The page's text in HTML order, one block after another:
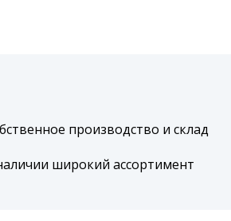
производство и склад
широкий ассортимент